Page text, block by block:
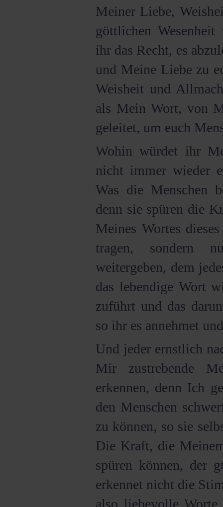
Meiner Liebe,
göttlichen
ihr das Recht, es
und Meine Liebe zu
Weisheit und
als Mein Wort, von
geleitet, um euch
Wohin würdet ihr
nicht immer wieder
Was die Menschen
denn sie spüren die
Meines Wortes
tragen, sondern
weitergeben, dem
das lebendige Wort
zuführt und das
so ihr es annehmet
Und jeder ernstlich
Mir zustrebende
erkennen, denn Ich
den Menschen
zu können, so sie
Die Kraft, die
spüren können, der
erkennet nicht die
also liebevolle